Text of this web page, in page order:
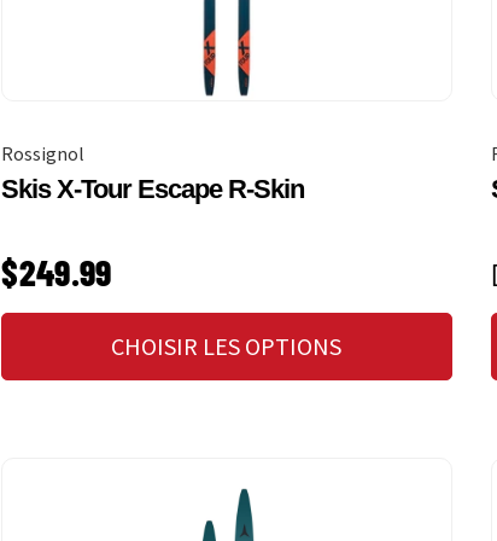
Rossignol
Skis X-Tour Escape R-Skin
PRIX HABITUEL
$249.99
CHOISIR LES OPTIONS